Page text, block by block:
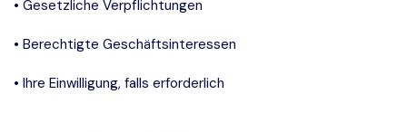
• Gesetzliche Verpflichtungen
• Berechtigte Geschäftsinteressen
• Ihre Einwilligung, falls erforderlich